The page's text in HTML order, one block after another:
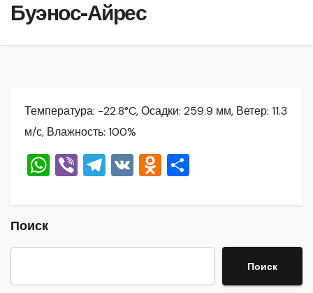
Буэнос-Айрес
Температура: -22.8°C, Осадки: 259.9 мм, Ветер: 11.3
м/с, Влажность: 100%
W
A
p
Vi T
a
m
V O
kl
a
в
и
Поиск
Поиск